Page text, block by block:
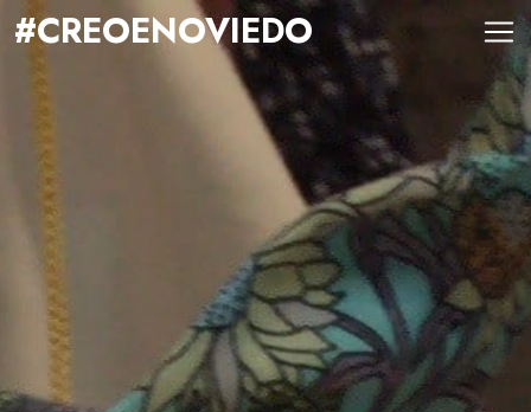
#CREOENOVIEDO